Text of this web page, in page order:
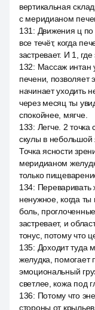
вертикальная
с меридианом
131 : Движения ц по
все течёт, когда
застревает. И 1,
132: Массаж интан
печени, позволяет
начинает уходить
через месяц ты
спокойнее, мягче.
133: Легче. 2 точка
скулы в небольшой
Точка ясности
меридианом
только
134: Переваривать
ненужное, когда
боль,
застревает, и
тонус, потому что
135: Доходит туда
желудка, помогает
эмоциональный
светлее, кожа под
136: Потому что
стороны от